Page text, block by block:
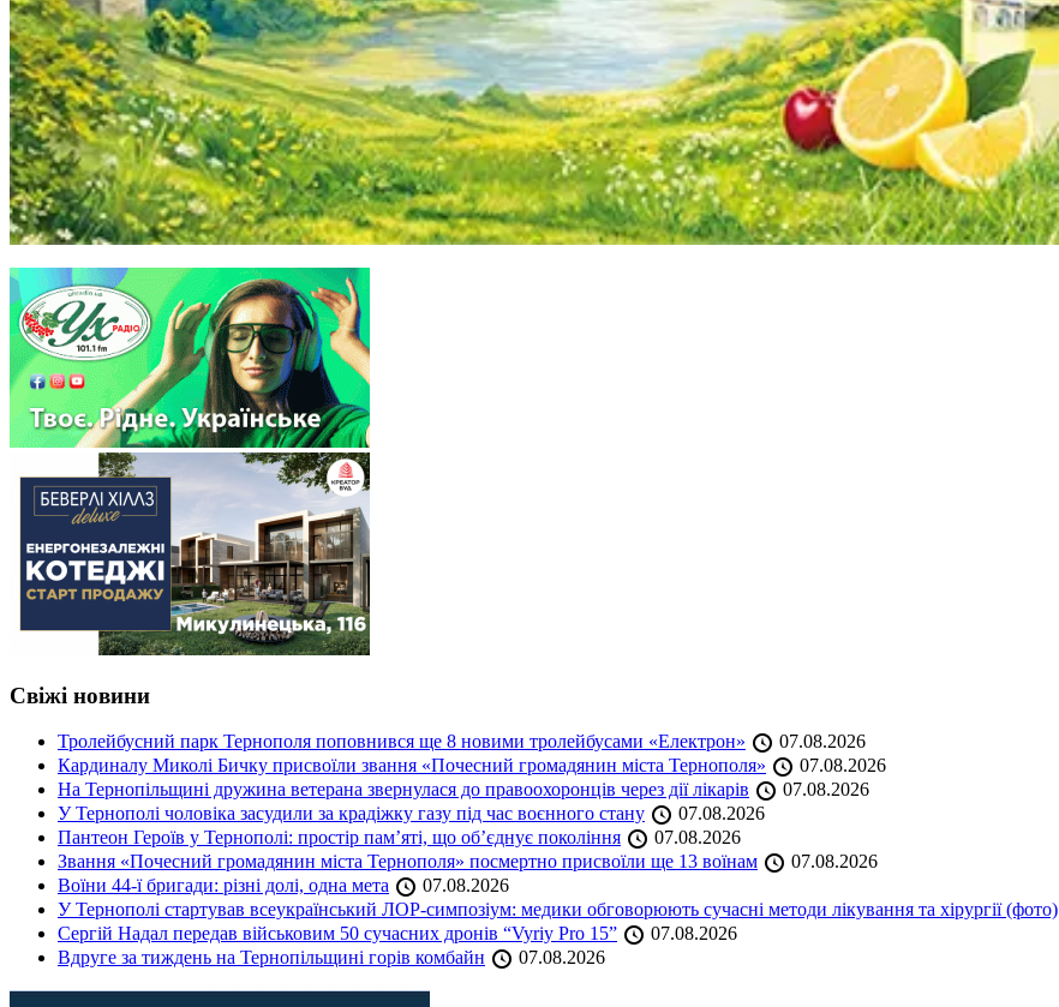
Свіжі новини
Тролейбусний парк Тернополя поповнився ще 8 новими тролейбусами «Електрон»
07.08.2026
Кардиналу Миколі Бичку присвоїли звання «Почесний громадянин міста Тернополя»
07.08.2026
На Тернопільщині дружина ветерана звернулася до правоохоронців через дії лікарів
07.08.2026
У Тернополі чоловіка засудили за крадіжку газу під час воєнного стану
07.08.2026
Пантеон Героїв у Тернополі: простір пам’яті, що об’єднує покоління
07.08.2026
Звання «Почесний громадянин міста Тернополя» посмертно присвоїли ще 13 воїнам
07.08.2026
Воїни 44-ї бригади: різні долі, одна мета
07.08.2026
У Тернополі стартував всеукраїнський ЛОР-симпозіум: медики обговорюють сучасні методи лікування та хірургії (фото)
Сергій Надал передав військовим 50 сучасних дронів “Vyriy Pro 15”
07.08.2026
Вдруге за тиждень на Тернопільщині горів комбайн
07.08.2026